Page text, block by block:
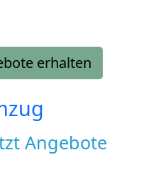
erhalten
Angebote